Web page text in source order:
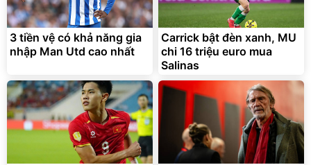
3 tiền vệ có khả năng gia
nhập Man Utd cao nhất
Carrick bật đèn xanh, MU
chi 16 triệu euro mua
Salinas